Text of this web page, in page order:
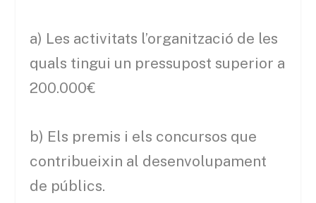
a) Les activitats l’organització de les
quals tingui un pressupost superior a
200.000€
b) Els premis i els concursos que
contribueixin al desenvolupament
de públics.